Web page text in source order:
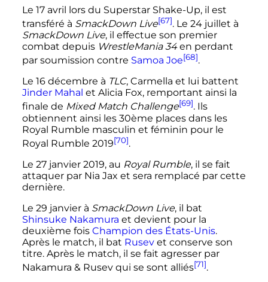
Le 17 avril lors du Superstar Shake-Up, il est
transféré à SmackDown Live[67]. Le 24 juillet à
SmackDown Live, il effectue son premier
combat depuis WrestleMania 34en perdant
par soumission contre Samoa Joe[68].
Le 16 décembre à TLC, Carmella et lui battent
Jinder Mahal et Alicia Fox, remportant ainsi la
finale de Mixed Match Challenge[69]. Ils
obtiennent ainsi les 30ème places dans les
Royal Rumble masculin et féminin pour le
Royal Rumble 2019[70].
Le 27 janvier 2019, au Royal Rumble, il se fait
attaquer par Nia Jax et sera remplacé par cette
dernière.
Le 29 janvier à SmackDown Live, il bat
Shinsuke Nakamura et devient pour la
deuxième fois Champion des États-Unis.
Après le match, il bat Rusevet conserve son
titre. Après le match, il se fait agresser par
Nakamura & Rusev qui se sont alliés[71].